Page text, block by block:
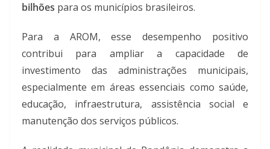
bilhões para os municípios brasileiros.
Para a AROM, esse desempenho positivo
contribui para ampliar a capacidade de
investimento das administrações municipais,
especialmente em áreas essenciais como saúde,
educação, infraestrutura, assistência social e
manutenção dos serviços públicos.